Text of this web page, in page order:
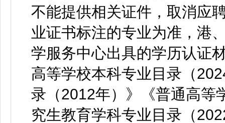
不能提供相关证件，取消应
业证书标注的专业为准，港
学服务中心出具的学历认证
高等学校本科专业目录（
录（2012年）》《普通高等
究生教育学科专业目录（